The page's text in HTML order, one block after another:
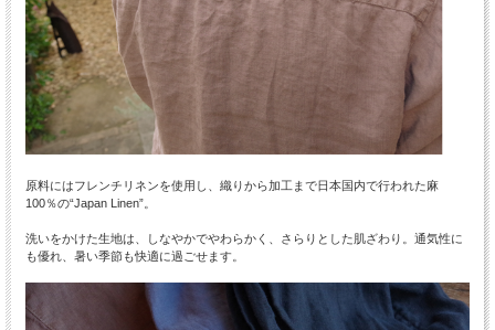
原料にはフレンチリネンを使用し、織りから加工まで日本国内で行われた麻
100％の“Japan Linen”。
洗いをかけた生地は、しなやかでやわらかく、さらりとした肌ざわり。通気性に
も優れ、暑い季節も快適に過ごせます。